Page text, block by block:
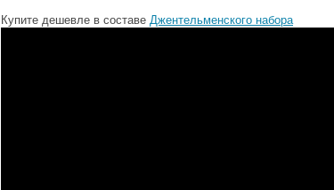
Купите дешевле в составе Джентельменского набора